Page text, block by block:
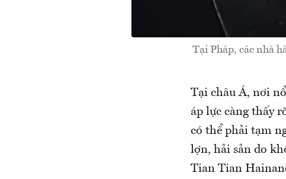
Tại Pháp, các nhà
Tại châu Á, nơi
áp lực càng thấy
có thể phải tạm
lợn, hải sản do
Tian Tian